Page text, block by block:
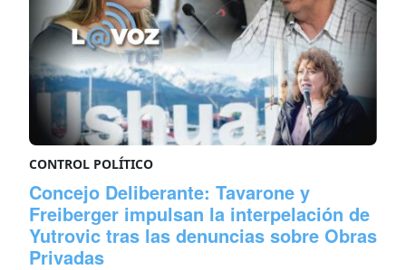
CONTROL POLÍTICO
Concejo Deliberante: Tavarone y
Freiberger impulsan la interpelación de
Yutrovic tras las denuncias sobre Obras
Privadas